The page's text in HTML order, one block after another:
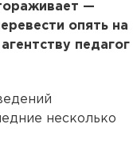
—
опять на
педагог
несколько